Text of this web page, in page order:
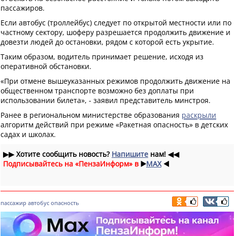
пассажиров.
Если автобус (троллейбус) следует по открытой местности или по
частному сектору, шоферу разрешается продолжить движение и
довезти людей до остановки, рядом с которой есть укрытие.
Таким образом, водитель принимает решение, исходя из
оперативной обстановки.
«При отмене вышеуказанных режимов продолжить движение на
общественном транспорте возможно без доплаты при
использовании билета», - заявил представитель минстроя.
Ранее в региональном министерстве образования раскрыли
алгоритм действий при режиме «Ракетная опасность» в детских
садах и школах.
▶▶Хотите сообщить новость? Напишите нам! ◀◀
Подписывайтесь на «ПензаИнформ» в ▶️MAX ◀️
пассажир автобус опасность